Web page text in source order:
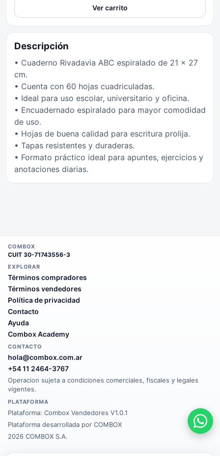
Ver carrito
Descripción
• Cuaderno Rivadavia ABC espiralado de 21 x 27
cm.
• Cuenta con 60 hojas cuadriculadas.
• Ideal para uso escolar, universitario y oficina.
• Encuadernado espiralado para mayor comodidad
de uso.
• Hojas de buena calidad para escritura prolija.
• Tapas resistentes y duraderas.
• Formato práctico ideal para apuntes, ejercicios y
anotaciones diarias.
COMBOX
CUIT 30-71743556-3
EXPLORAR
Términos compradores
Términos vendedores
Política de privacidad
Contacto
Ayuda
Combox Academy
CONTACTO
hola@combox.com.ar
+54 11 2464-3767
Operacion sujeta a condiciones comerciales, fiscales y legales
vigentes.
PLATAFORMA
Plataforma: Combox Vendedores V1.0.1
Plataforma desarrollada por COMBOX
2026 COMBOX S.A.